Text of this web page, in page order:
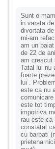
Sunt o
in varsta de
divortata
mi-am
am un
de 22 de
am crescut
Tatal lui nu
foarte
lui .
este ca nu
comunicare
este tot
impotriva
rau este ca
constatat
cu barbati
prietena